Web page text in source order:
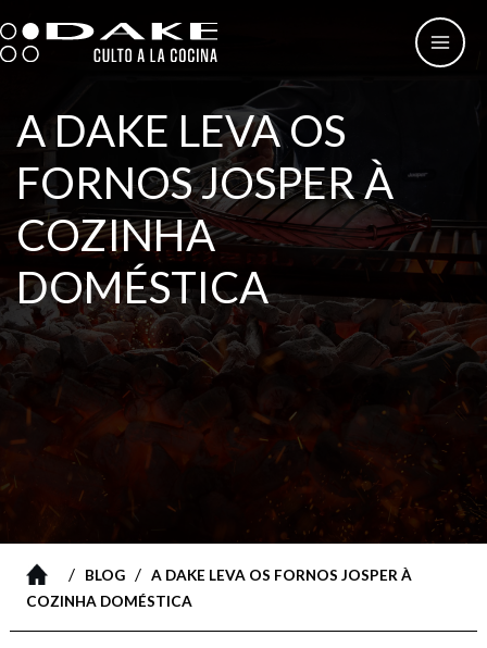
to
content
A DAKE LEVA OS
FORNOS JOSPER À
COZINHA
DOMÉSTICA
/ BLOG/ A DAKE LEVA OS FORNOS JOSPER À
COZINHA DOMÉSTICA